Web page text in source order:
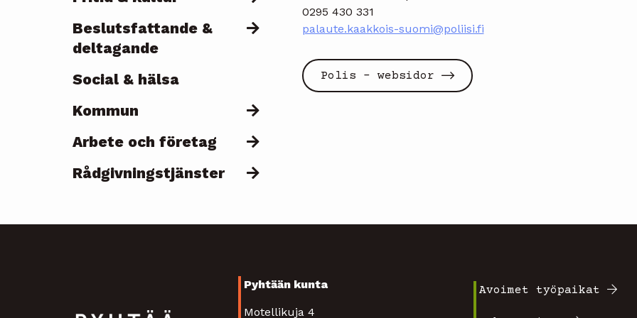
Beslutsfattande &
deltagande
Social & hälsa
Kommun
Arbete och företag
Rådgivningstjänster
0295 430 331
palaute.kaakkois-suomi@poliisi.fi
Polis - websidor
Pyhtään kunta
Motellikuja 4
Avoimet työpaikat